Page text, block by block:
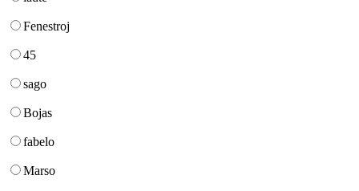
Fenestroj
45
sago
Bojas
fabelo
Marso